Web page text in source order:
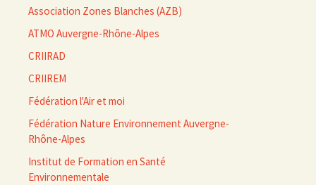
Association Zones Blanches (AZB)
ATMO Auvergne-Rhône-Alpes
CRIIRAD
CRIIREM
Fédération l'Air et moi
Fédération Nature Environnement Auvergne-
Rhône-Alpes
Institut de Formation en Santé
Environnementale